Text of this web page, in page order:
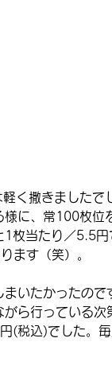
く撒きましたで
に、常100枚位
枚当たり／5.5円
ます（笑）。
いたかったので
ら行っている次
(税込)でした。